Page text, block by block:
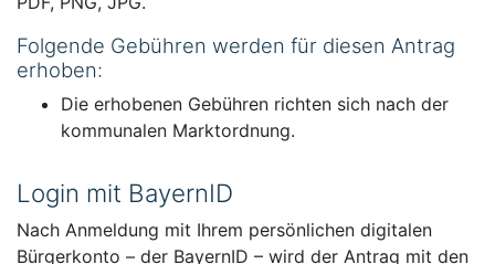
Folgende Gebühren werden für diesen Antrag
erhoben:
Die erhobenen Gebühren richten sich nach der
kommunalen Marktordnung.
Login mit BayernID
Nach Anmeldung mit Ihrem persönlichen digitalen
Bürgerkonto – der BayernID – wird der Antrag mit den